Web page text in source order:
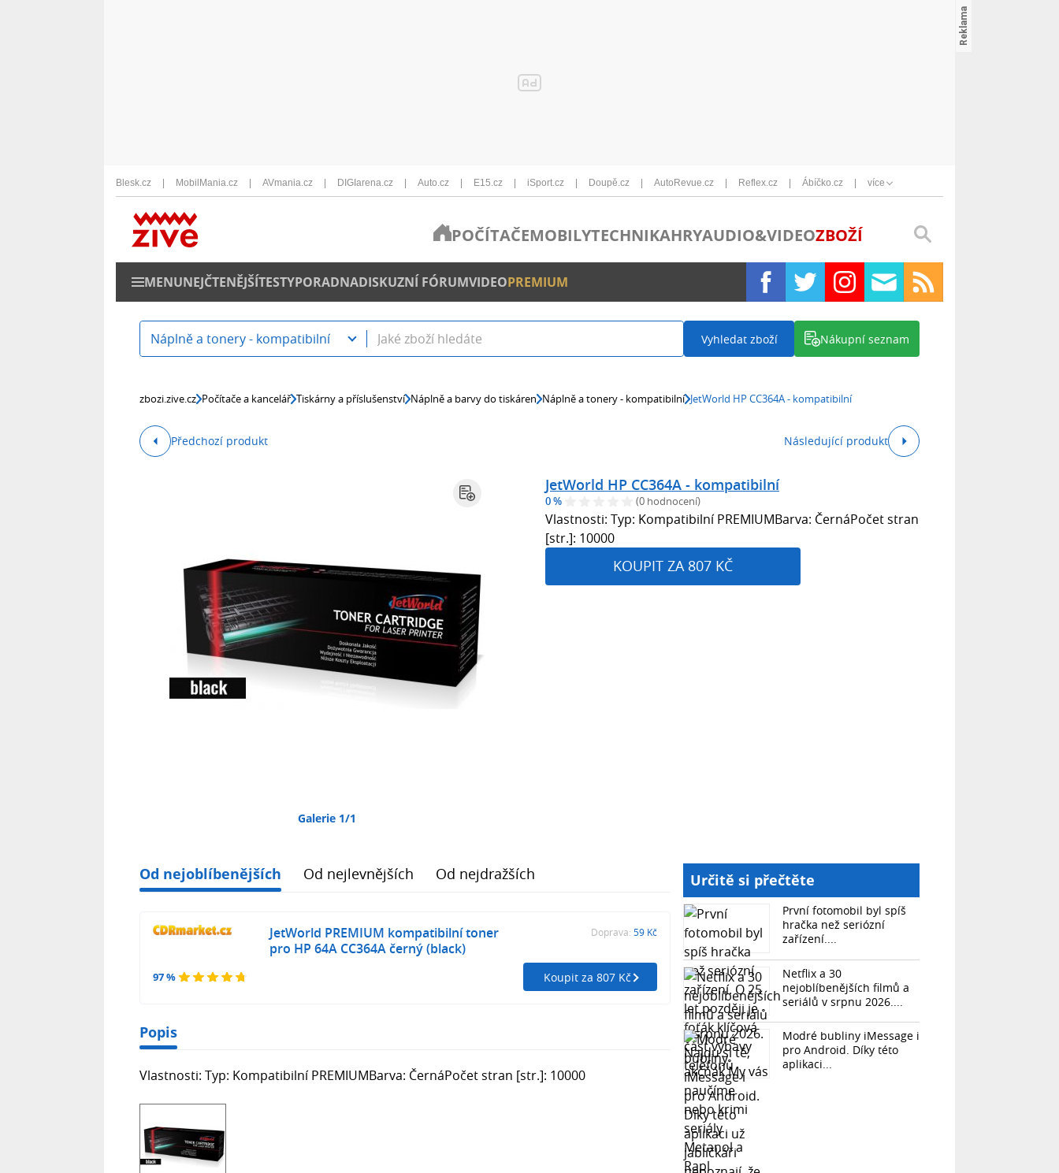
Blesk.cz MobilMania.cz AVmania.cz DIGIarena.cz Auto.cz E15.cz iSport.cz Doupě.cz AutoRevue.cz Reflex.cz Ábíčko.cz více
POČÍTAČEMOBILYTECHNIKAHRYAUDIO&VIDEOZBOŽÍ
MENUNEJČTENĚJŠÍTESTYPORADNADISKUZNÍ FÓRUMVIDEOPREMIUM
Náplně a tonery - kompatibilní Vyhledat zboží Nákupní seznam
zbozi.zive.cz Počítače a kancelář Tiskárny a příslušenství Náplně a barvy do tiskáren Náplně a tonery - kompatibilní JetWorld HP CC364A - kompatibilní
Předchozí produkt Následující produkt
Galerie 1/1
JetWorld HP CC364A - kompatibilní
0 % (0 hodnocení)
Vlastnosti: Typ: Kompatibilní PREMIUMBarva: ČernáPočet stran
[str.]: 10000
KOUPIT ZA 807 KČ
Od nejoblíbenějších Od nejlevnějších Od nejdražších
97 %
JetWorld PREMIUM kompatibilní toner
pro HP 64A CC364A černý (black)
Doprava: 59 Kč
Koupit za 807 Kč
Popis
Vlastnosti: Typ: Kompatibilní PREMIUMBarva: ČernáPočet stran [str.]: 10000
Určitě si přečtěte
První fotomobil byl spíš
hračka než seriózní
zařízení....
Netflix a 30
nejoblíbenějších filmů a
seriálů v srpnu 2026....
Modré bubliny iMessage i
pro Android. Díky této
aplikaci...